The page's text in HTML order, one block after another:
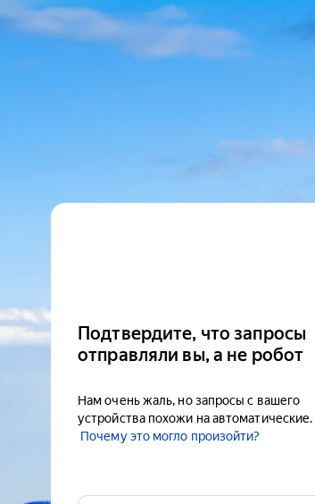
Подтвердите, что запросы
отправляли вы, а не робот
Нам очень жаль, но запросы с вашего
устройства похожи на автоматические.
Почему это могло произойти?